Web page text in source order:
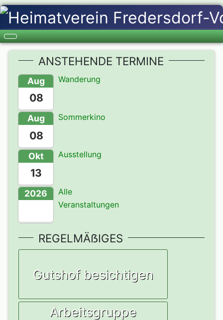
ANSTEHENDE TERMINE
Aug
08
Wanderung
Aug
08
Sommerkino
Okt
13
Ausstellung
2026
Alle
Veranstaltungen
REGELMÄẞIGES
Gutshof besichtigen
Arbeitsgruppe